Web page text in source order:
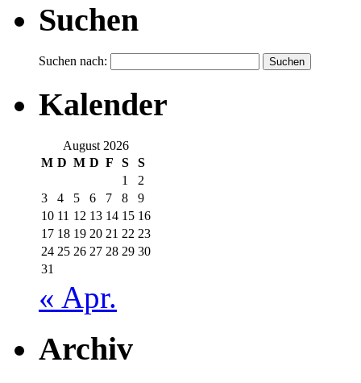
Suchen
Suchen nach:
Kalender
August 2026
M D M D F S
S
1
2
3
4 5 6 7 8
9
10 11 12 13 14 15 16
17 18 19 20 21 22 23
24 25 26 27 28 29 30
31
« Apr.
Archiv